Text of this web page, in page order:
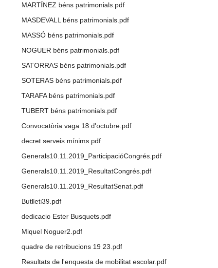
MARTÍNEZ béns patrimonials.pdf
MASDEVALL béns patrimonials.pdf
MASSÓ béns patrimonials.pdf
NOGUER béns patrimonials.pdf
SATORRAS béns patrimonials.pdf
SOTERAS béns patrimonials.pdf
TARAFA béns patrimonials.pdf
TUBERT béns patrimonials.pdf
Convocatòria vaga 18 d'octubre.pdf
decret serveis mínims.pdf
Generals10.11.2019_ParticipacióCongrés.pdf
Generals10.11.2019_ResultatCongrés.pdf
Generals10.11.2019_ResultatSenat.pdf
Butlleti39.pdf
dedicacio Ester Busquets.pdf
Miquel Noguer2.pdf
quadre de retribucions 19 23.pdf
Resultats de l'enquesta de mobilitat escolar.pdf